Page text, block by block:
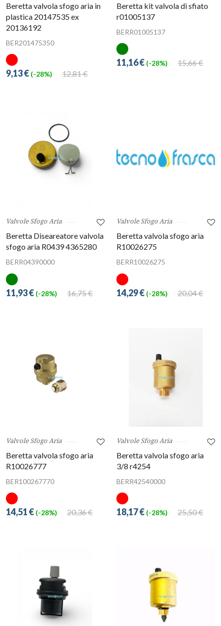
Beretta valvola sfogo aria in
plastica 20147535 ex
20136192
BER201475350
12,81 €
9,13 € (-28%)
Beretta kit valvola di sfiato
r01005137
BERR01005137
15,66 €
11,16 € (-28%)
Valvole Sfogo Aria
Beretta Diseareatore valvola
sfogo aria R0439 4365280
BERR04390000
16,75 €
11,93 € (-28%)
Valvole Sfogo Aria
Beretta valvola sfogo aria
R10026275
BERR10026275
20,04 €
14,29 € (-28%)
Valvole Sfogo Aria
Beretta valvola sfogo aria
R10026777
BER100267770
20,36 €
14,51 € (-28%)
Valvole Sfogo Aria
Beretta valvola sfogo aria
3/8 r4254
BERR42540000
25,50 €
18,17 € (-28%)